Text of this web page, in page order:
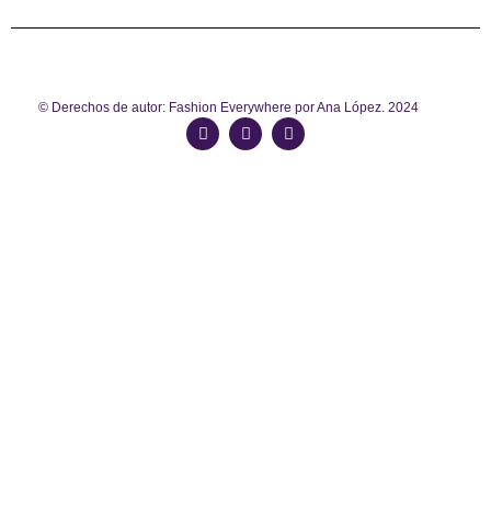
© Derechos de autor: Fashion Everywhere por Ana López. 2024